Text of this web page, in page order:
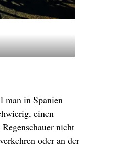
man in Spanien
einen
nicht
oder an der